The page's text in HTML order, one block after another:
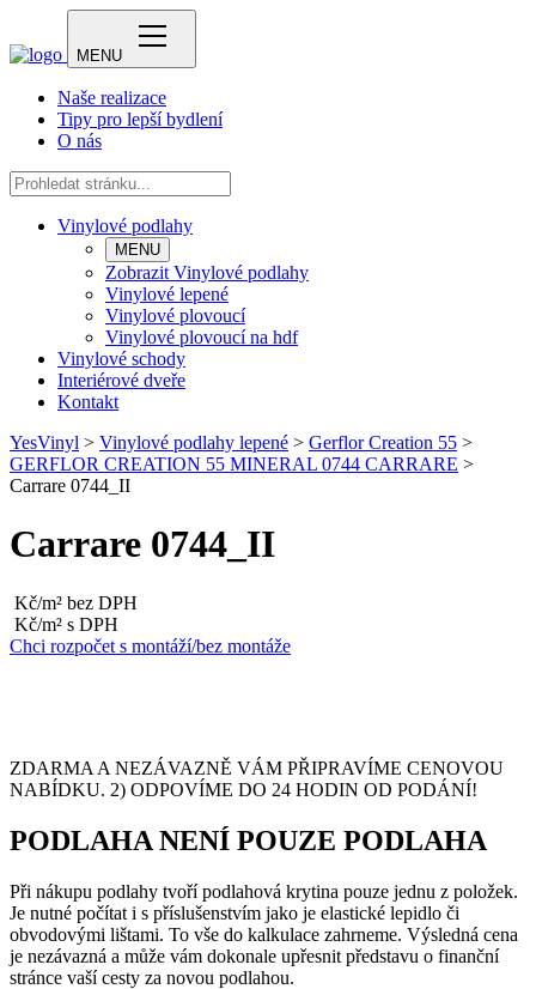
MENU
Naše realizace
Tipy pro lepší bydlení
O nás
Vinylové podlahy
MENU
Zobrazit Vinylové podlahy
Vinylové lepené
Vinylové plovoucí
Vinylové plovoucí na hdf
Vinylové schody
Interiérové dveře
Kontakt
YesVinyl > Vinylové podlahy lepené > Gerflor Creation 55 >
GERFLOR CREATION 55 MINERAL 0744 CARRARE >
Carrare 0744_II
Carrare 0744_II
Kč/m² bez DPH
Kč/m² s DPH
Chci rozpočet s montáží/bez montáže
ZDARMA A NEZÁVAZNĚ VÁM PŘIPRAVÍME CENOVOU
NABÍDKU. 2) ODPOVÍME DO 24 HODIN OD PODÁNÍ!
PODLAHA NENÍ POUZE PODLAHA
Při nákupu podlahy tvoří podlahová krytina pouze jednu z položek.
Je nutné počítat i s příslušenstvím jako je elastické lepidlo či
obvodovými lištami. To vše do kalkulace zahrneme. Výsledná cena
je nezávazná a může vám dokonale upřesnit představu o finanční
stránce vaší cesty za novou podlahou.